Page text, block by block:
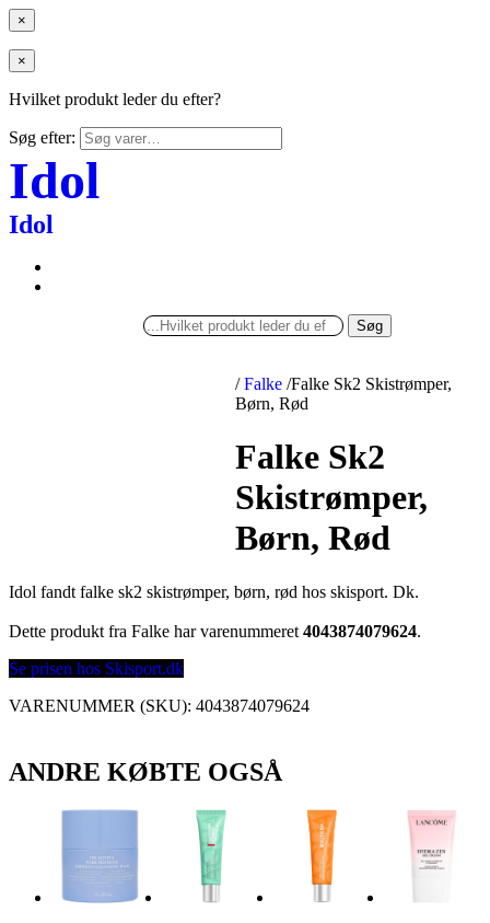
×
×
Hvilket produkt leder du efter?
Søg efter:
Idol
Idol
Søg
/ Falke /Falke Sk2 Skistrømper,
Børn, Rød
Falke Sk2
Skistrømper,
Børn, Rød
Idol fandt falke sk2 skistrømper, børn, rød hos skisport. Dk.
Dette produkt fra Falke har varenummeret 4043874079624.
Se prisen hos Skisport.dk
VARENUMMER (SKU): 4043874079624
ANDRE KØBTE OGSÅ